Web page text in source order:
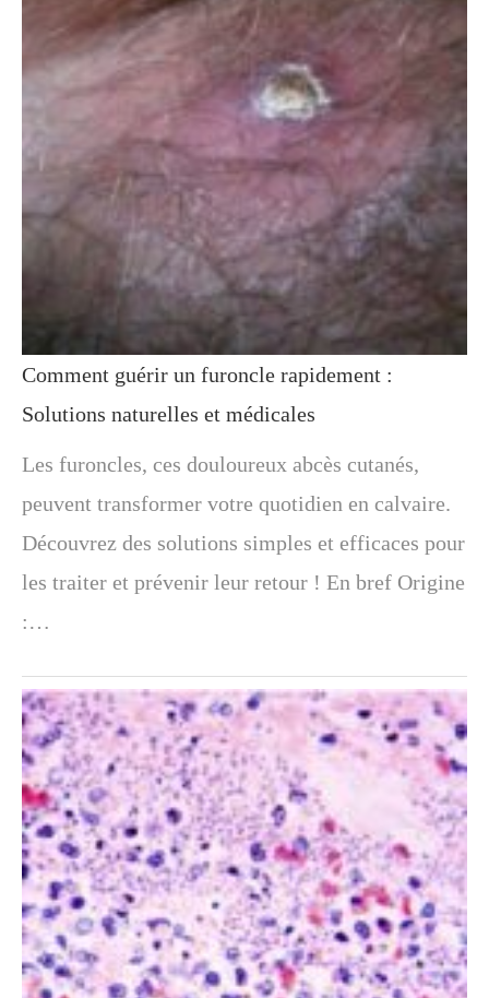
Comment guérir un furoncle rapidement :
Solutions naturelles et médicales
Les furoncles, ces douloureux abcès cutanés,
peuvent transformer votre quotidien en calvaire.
Découvrez des solutions simples et efficaces pour
les traiter et prévenir leur retour ! En bref Origine
:…